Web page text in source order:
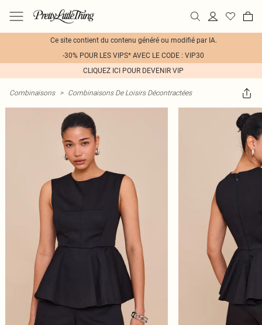
Ce site contient du contenu généré ou modifié par IA.
-30% POUR LES VIPS* AVEC LE CODE : VIP30
CLIQUEZ ICI POUR DEVENIR VIP
Combinaisons > Combinaisons De Loisirs Décontractées